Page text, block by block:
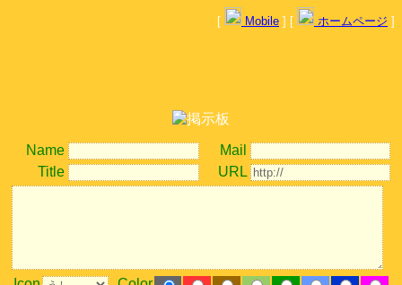
[ Mobile ] [ ホームページ ]
Name
Mail
Title
URL